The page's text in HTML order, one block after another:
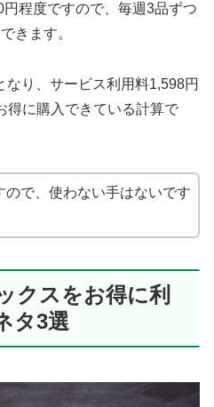
程度ですので、毎週3品ずつ
きます。
り、サービス利用料1,598円
得に購入できている計算で
ので、使わない手はないです
クスをお得に利
タ3選